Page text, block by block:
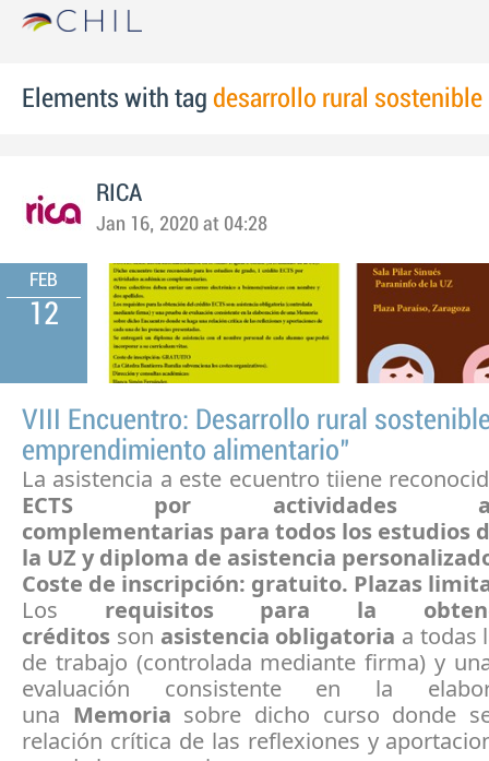
Elements with tag desarrollo rural sostenible
RICA
Jan 16, 2020 at 04:28
FEB
12
VIII Encuentro: Desarrollo rural
emprendimiento alimentario"
La asistencia a este ecuentro tiiene
ECTS por actividades
complementarias para todos los estudios
la UZ y diploma de asistencia
Coste de inscripción: gratuito. Plazas
Los requisitos para la
créditos son asistencia obligatoria a todas
de trabajo (controlada mediante firma) y
evaluación consistente en la
una Memoria sobre dicho curso donde
relación crítica de las reflexiones y